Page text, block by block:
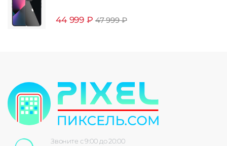
44 999 ₽ 47 999₽
Звоните с 9:00 до 20:00